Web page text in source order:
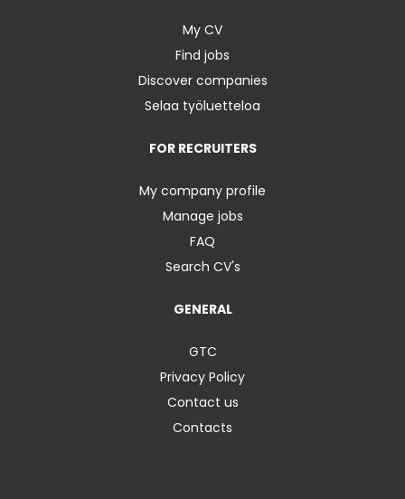
My CV
Find jobs
Discover companies
Selaa työluetteloa
FOR RECRUITERS
My company profile
Manage jobs
FAQ
Search CV's
GENERAL
GTC
Privacy Policy
Contact us
Contacts